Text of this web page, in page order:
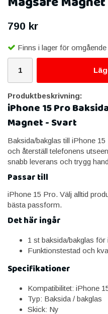
790 kr
Finns i lager för
Produktbeskrivning:
iPhone 15 Pro
Magnet - Svart
Baksida/bakglas till iPhone
och återställ telefonens
snabb leverans och trygg
Passar till
iPhone 15 Pro. Välj alltid
bästa passform.
Det här ingår
1 st baksida/bakglas
Funktionstestad och
Specifikationer
Kompatibilitet: iPhone
Typ: Baksida / bakglas
Skick: Ny